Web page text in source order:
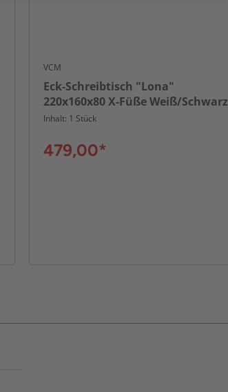
VCM
Eck-Schreibtisch "Lona"
220x160x80 X-Füße Weiß/Schwarz
Inhalt: 1 Stück
479,00*